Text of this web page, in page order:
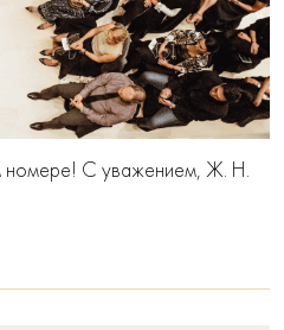
номере! С уважением, Ж. Н.